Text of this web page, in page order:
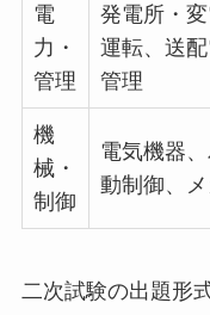
電
力・
管理
発電所・
運転、送
管理
機
械・
制御
電気機器
動制御、
二次試験の出題形